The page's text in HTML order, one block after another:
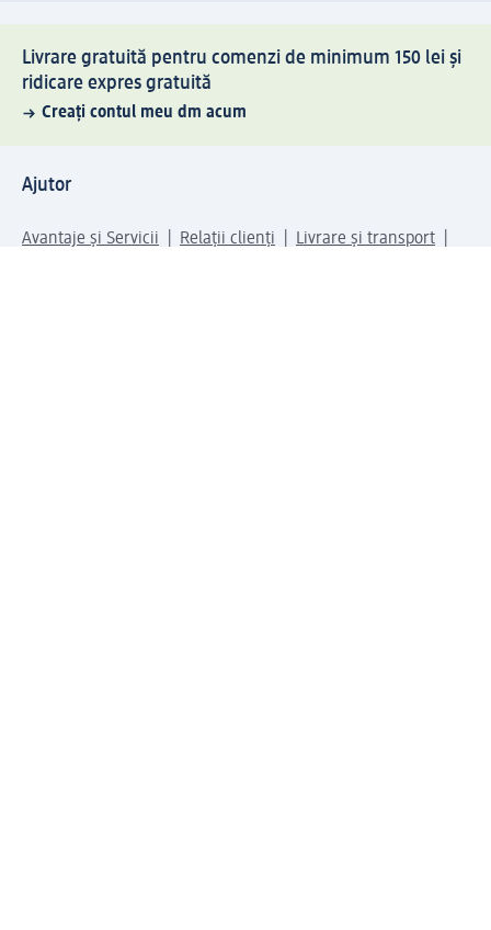
Livrare gratuită pentru comenzi de minimum 150 lei și
ridicare expres gratuită
Creați contul meu dm acum
Ajutor
Avantaje și Servicii Relații clienți
Livrare și transport